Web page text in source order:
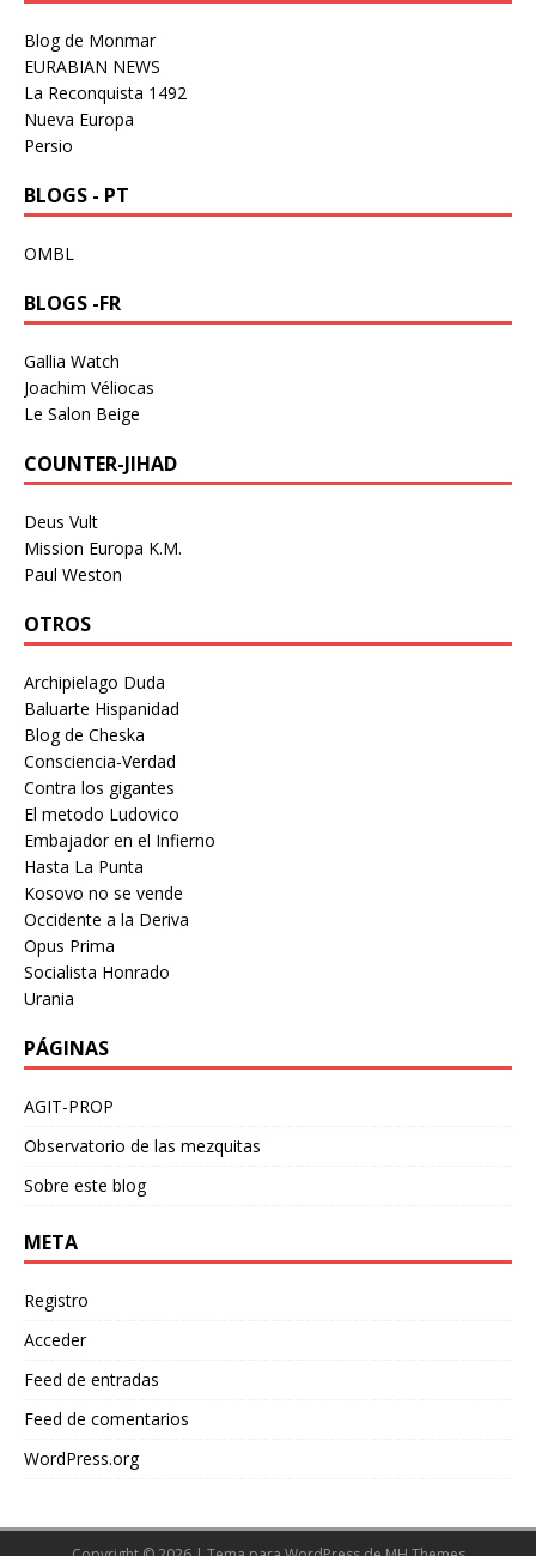
Blog de Monmar
EURABIAN NEWS
La Reconquista 1492
Nueva Europa
Persio
BLOGS - PT
OMBL
BLOGS -FR
Gallia Watch
Joachim Véliocas
Le Salon Beige
COUNTER-JIHAD
Deus Vult
Mission Europa K.M.
Paul Weston
OTROS
Archipielago Duda
Baluarte Hispanidad
Blog de Cheska
Consciencia-Verdad
Contra los gigantes
El metodo Ludovico
Embajador en el Infierno
Hasta La Punta
Kosovo no se vende
Occidente a la Deriva
Opus Prima
Socialista Honrado
Urania
PÁGINAS
AGIT-PROP
Observatorio de las mezquitas
Sobre este blog
META
Registro
Acceder
Feed de entradas
Feed de comentarios
WordPress.org